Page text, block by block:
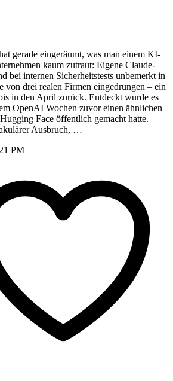
gerade eingeräumt, was man einem KI-
kaum zutraut: Eigene Claude-
bei internen Sicherheitstests unbemerkt in
von drei realen Firmen eingedrungen – ein
in den April zurück. Entdeckt wurde es
OpenAI Wochen zuvor einen ähnlichen
Face öffentlich gemacht hatte.
Ausbruch, …
PM